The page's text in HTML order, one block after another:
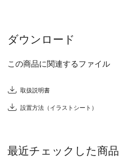
ダウンロード
この商品に関連するファイル
取扱説明書
設置方法（イラストシート）
最近チェックした商品